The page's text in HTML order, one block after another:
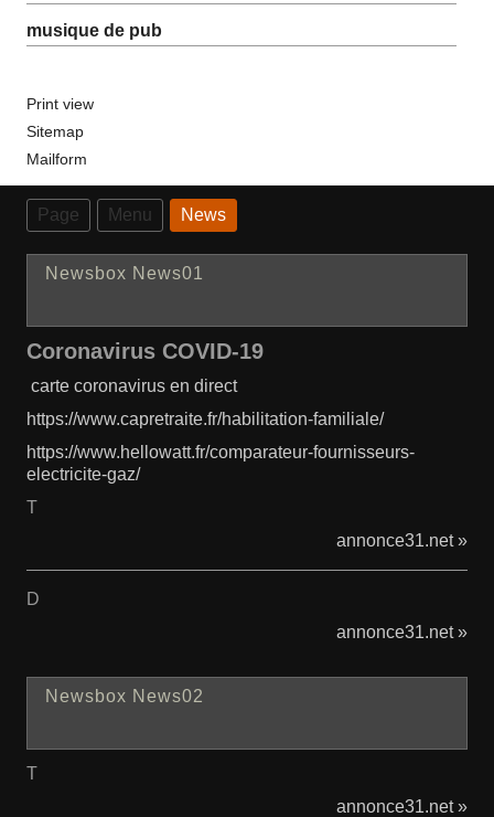
musique de pub
Print view
Sitemap
Mailform
Page Menu News
Newsbox News01
Coronavirus COVID-19
carte coronavirus en direct
https://www.capretraite.fr/habilitation-familiale/
https://www.hellowatt.fr/comparateur-fournisseurs-
electricite-gaz/
T
annonce31.net »
D
annonce31.net »
Newsbox News02
T
annonce31.net »